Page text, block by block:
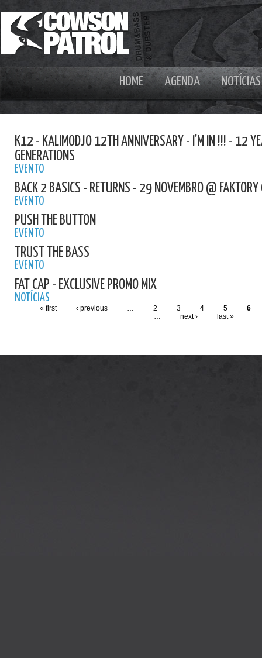
HOME AGENDA NOTÍCIAS
K12 - KALIMODJO 12TH ANNIVERSARY - I'M IN !!! - 12
GENERATIONS
EVENTO
BACK 2 BASICS - RETURNS - 29 NOVEMBRO @ FAKTORY
EVENTO
PUSH THE BUTTON
EVENTO
TRUST THE BASS
EVENTO
FAT CAP - EXCLUSIVE PROMO MIX
NOTÍCIAS
« first ‹ previous … 2 3 4 5
6
…
next › last »